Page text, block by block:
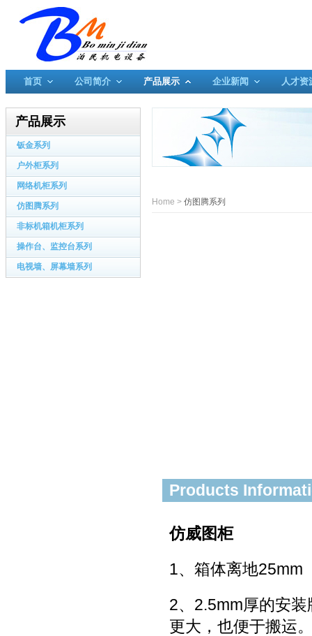
首页 公司简介 产品展示 企业新闻 人才资
产品展示
钣金系列
户外柜系列
网络机柜系列
仿图腾系列
非标机箱机柜系列
操作台、监控台系列
电视墙、屏幕墙系列
Home > 仿图腾系列
Products
仿威图柜
1、箱体离地25mm
2、2.5mm厚的安
更大，也便于搬运